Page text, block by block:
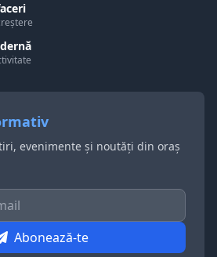
evenimente și noutăți din oraș
Abonează-te